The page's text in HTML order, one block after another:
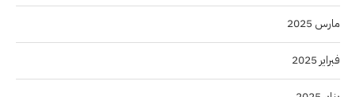
مارس 2025
فبراير 2025